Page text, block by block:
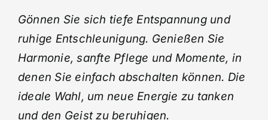
Gönnen Sie sich tiefe Entspannung und
ruhige Entschleunigung. Genießen Sie
Harmonie, sanfte Pflege und Momente, in
denen Sie einfach abschalten können. Die
ideale Wahl, um neue Energie zu tanken
und den Geist zu beruhigen.